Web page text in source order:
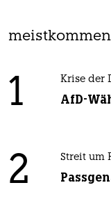
1 Krise der
AfD-
2 Streit um